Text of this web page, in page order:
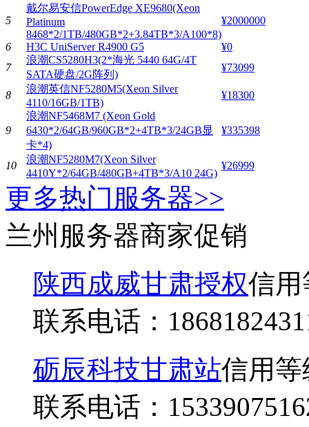
5
戴尔易安信PowerEdge XE9680(Xeon
Platinum
8468*2/1TB/480GB*2+3.84TB*3/A100*8)
¥2000000
6 H3C UniServer R4900 G5
¥0
7
浪潮CS5280H3(2*海光 5440 64G/4T
SATA硬盘/2G阵列)
¥73099
8
浪潮英信NF5280M5(Xeon Silver
4110/16GB/1TB)
¥18300
9
浪潮NF5468M7 (Xeon Gold
6430*2/64GB/960GB*2+4TB*3/24GB显
卡*4)
¥335398
10
浪潮NF5280M7(Xeon Silver
4410Y*2/64GB/480GB+4TB*3/A10 24G)
¥26999
更多热门服务器>>
兰州服务器商家促销
陕西成威甘肃授权信用
联系电话：
砺辰科技甘肃站信用等
联系电话：